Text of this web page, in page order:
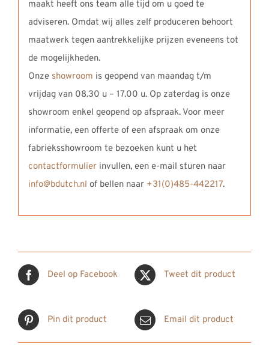
maakt heeft ons team alle tijd om u goed te
adviseren. Omdat wij alles zelf produceren behoort
maatwerk tegen aantrekkelijke prijzen eveneens tot
de mogelijkheden.
Onze showroom is geopend van maandag t/m
vrijdag van 08.30 u – 17.00 u. Op zaterdag is onze
showroom enkel geopend op afspraak. Voor meer
informatie, een offerte of een afspraak om onze
fabrieksshowroom te bezoeken kunt u het
contactformulierinvullen, een e-mail sturen naar
info@bdutch.nl of bellen naar +31(0)485-442217.
Deel op Facebook Tweet dit product
Pin dit product Email dit product